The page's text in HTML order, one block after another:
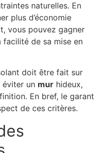
naturelles. En
plus d’économie
vous pouvez gagner
facilité de sa mise en
doit être fait sur
éviter un mur hideux,
En bref, le garant
de ces critères.